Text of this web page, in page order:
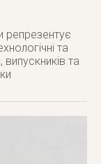
репрезентує
та
та